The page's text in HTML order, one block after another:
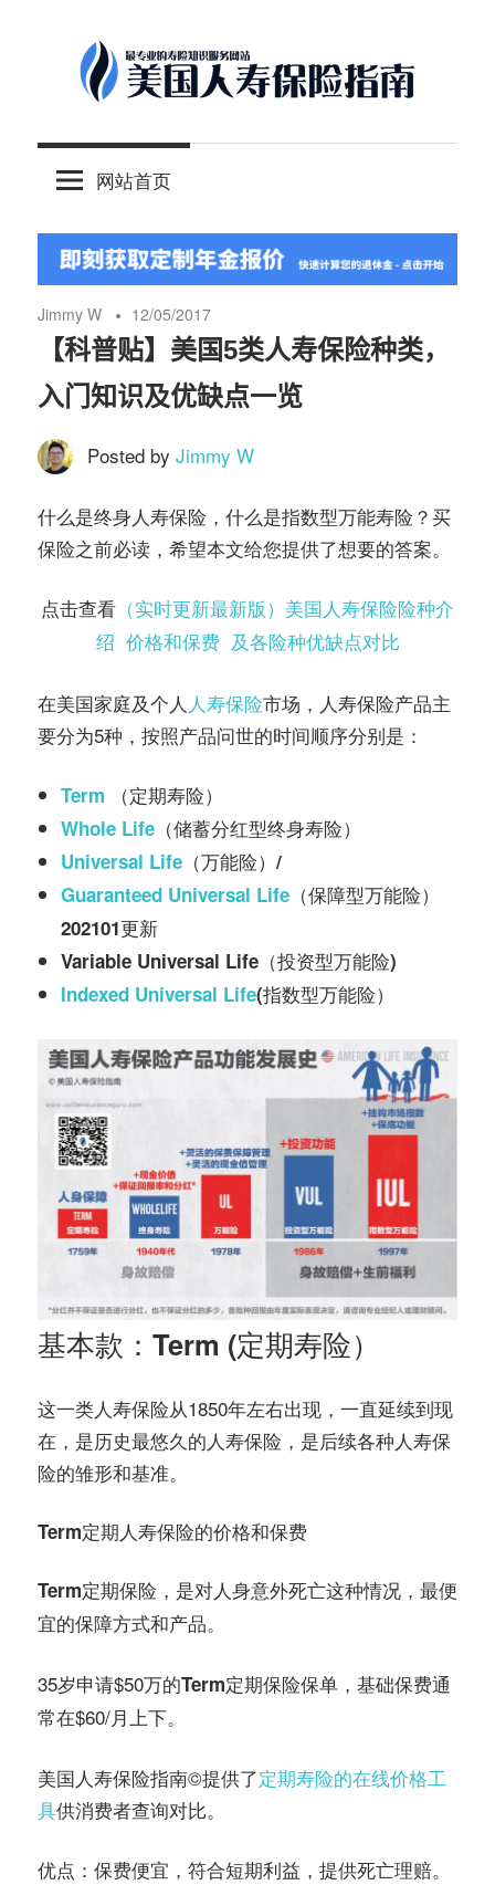
content
美
人
寿
保
险
指
南
©️
最
国
保
险
理
财
服
社
区
网站首页
Jimmy W 12/05/2017
【科普贴】美国5类人寿保险种类，
入门知识及优缺点一览
Posted by Jimmy W
什么是终身人寿保险，什么是指数型万能寿险？买
保险之前必读，希望本文给您提供了想要的答案。
点击查看 （实时更新最新版）美国人寿保险险种介
绍 价格和保费 及各险种优缺点对比
在美国家庭及个人 人寿保险市场，人寿保险产品主
要分为5种，按照产品问世的时间顺序分别是：
Term （定期寿险）
Whole Life （储蓄分红型终身寿险）
Universal Life （万能险）/
Guaranteed Universal Life （保障型万能险）
202101更新
Variable Universal Life（投资型万能险)
Indexed Universal Life(指数型万能险）
基本款：Term (定期寿险）
这一类人寿保险从1850年左右出现，一直延续到现
在，是历史最悠久的人寿保险，是后续各种人寿保
险的雏形和基准。
Term定期人寿保险的价格和保费
Term定期保险 ，是对人身意外死亡这种情况， 最便
宜的保障方式和产品。
35岁申请$50万的Term定期保险保单，基础保费通
常在$60/月上下。
美国人寿保险指南©️提供了定期寿险的在线价格工
具供消费者查询对比。
优点：保费便宜，符合短期利益，提供死亡理赔。